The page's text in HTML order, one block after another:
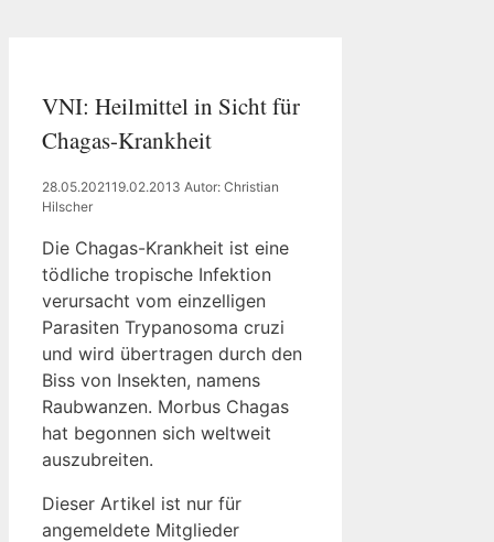
VNI: Heilmittel in Sicht für
Chagas-Krankheit
28.05.202119.02.2013 Autor: Christian
Hilscher
Die Chagas-Krankheit ist eine
tödliche tropische Infektion
verursacht vom einzelligen
Parasiten Trypanosoma cruzi
und wird übertragen durch den
Biss von Insekten, namens
Raubwanzen. Morbus Chagas
hat begonnen sich weltweit
auszubreiten.
Dieser Artikel ist nur für
angemeldete Mitglieder